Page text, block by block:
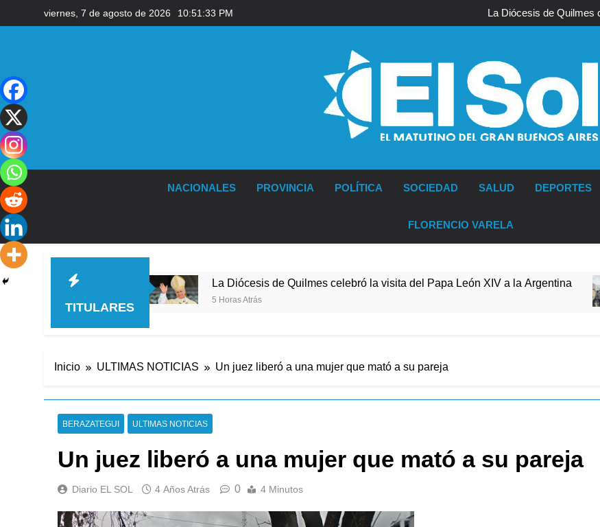
al
viernes, 7 de agosto de 2026 10:51:33 PM
La Diócesis de Quilmes
Figuras de la cultura se
La Diócesis de Quilmes
Figuras de la cultura se
Nueva jornada negativa
Wall
NACIONALES PROVINCIA POLÍTICA SOCIEDAD SALUD DEPORTES
FLORENCIO VARELA
TITULARES
de Quilmes La Diócesis de Quilmes celebró la visita del Papa León XIV a la Argentina
5 Horas Atrás
Inicio ULTIMAS NOTICIAS Un juez liberó a una mujer que mató a su pareja
BERAZATEGUI ULTIMAS NOTICIAS
Un juez liberó a una mujer que mató a su pareja
Diario EL SOL 4 Años Atrás 0 4 Minutos